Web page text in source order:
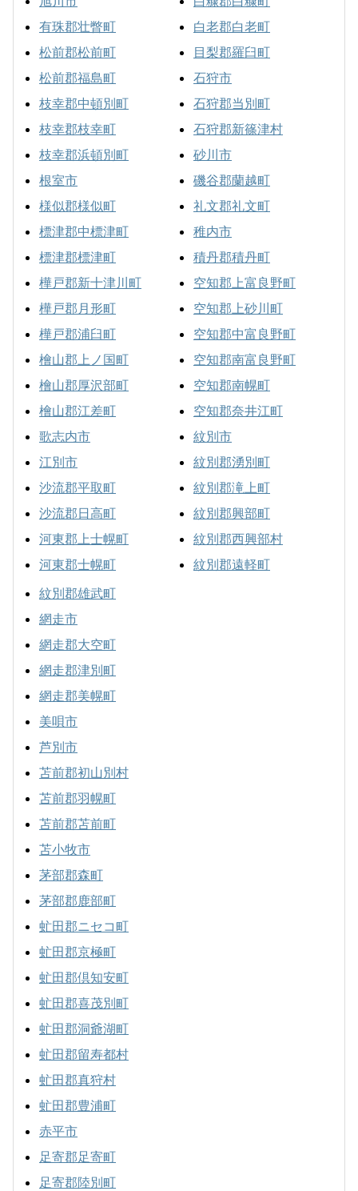
有珠郡壮瞥町
松前郡松前町
松前郡福島町
枝幸郡中頓別町
枝幸郡枝幸町
枝幸郡浜頓別町
根室市
様似郡様似町
標津郡中標津町
標津郡標津町
樺戸郡新十津川町
樺戸郡月形町
樺戸郡浦臼町
檜山郡上ノ国町
檜山郡厚沢部町
檜山郡江差町
歌志内市
江別市
沙流郡平取町
沙流郡日高町
河東郡上士幌町
河東郡士幌町
白老郡白老町
目梨郡羅臼町
石狩市
石狩郡当別町
石狩郡新篠津村
砂川市
磯谷郡蘭越町
礼文郡礼文町
稚内市
積丹郡積丹町
空知郡上富良野町
空知郡上砂川町
空知郡中富良野町
空知郡南富良野町
空知郡南幌町
空知郡奈井江町
紋別市
紋別郡湧別町
紋別郡滝上町
紋別郡興部町
紋別郡西興部村
紋別郡遠軽町
紋別郡雄武町
網走市
網走郡大空町
網走郡津別町
網走郡美幌町
美唄市
芦別市
苫前郡初山別村
苫前郡羽幌町
苫前郡苫前町
苫小牧市
茅部郡森町
茅部郡鹿部町
虻田郡ニセコ町
虻田郡京極町
虻田郡倶知安町
虻田郡喜茂別町
虻田郡洞爺湖町
虻田郡留寿都村
虻田郡真狩村
虻田郡豊浦町
赤平市
足寄郡足寄町
足寄郡陸別町